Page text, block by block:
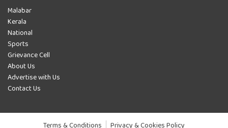
Malabar
Kerala
National
Sports
Grievance Cell
About Us
Advertise with Us
Contact Us
Terms & Conditions Privacy & Cookies Policy